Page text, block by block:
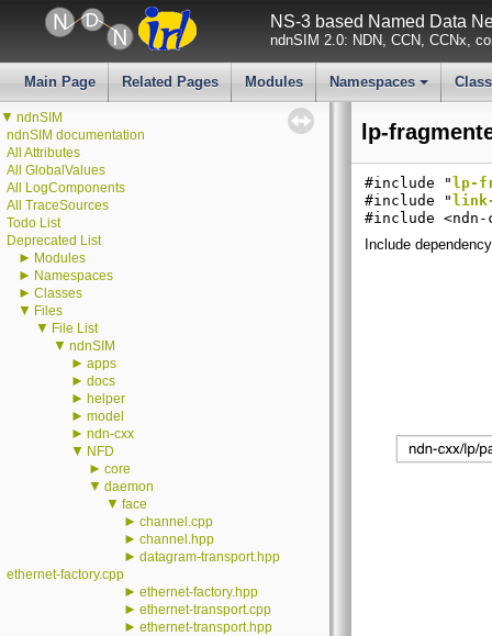
NS-3 based Named Data
ndnSIM 2.0: NDN, CCN, CCNx,
Main Page Related Pages Modules
+
Namespaces
▼ ndnSIM
ndnSIM documentation
All Attributes
All GlobalValues
All LogComponents
All TraceSources
Todo List
Deprecated List
► Modules
► Namespaces
► Classes
▼ Files
▼ File List
▼ ndnSIM
► apps
► docs
► helper
► model
► ndn-cxx
▼ NFD
► core
▼ daemon
▼ face
► channel.cpp
► channel.hpp
► datagram-transport.hpp
ethernet-factory.cpp
► ethernet-factory.hpp
► ethernet-transport.cpp
► ethernet-transport.hpp
lp-
#include " lp-
#include "
#include
Include